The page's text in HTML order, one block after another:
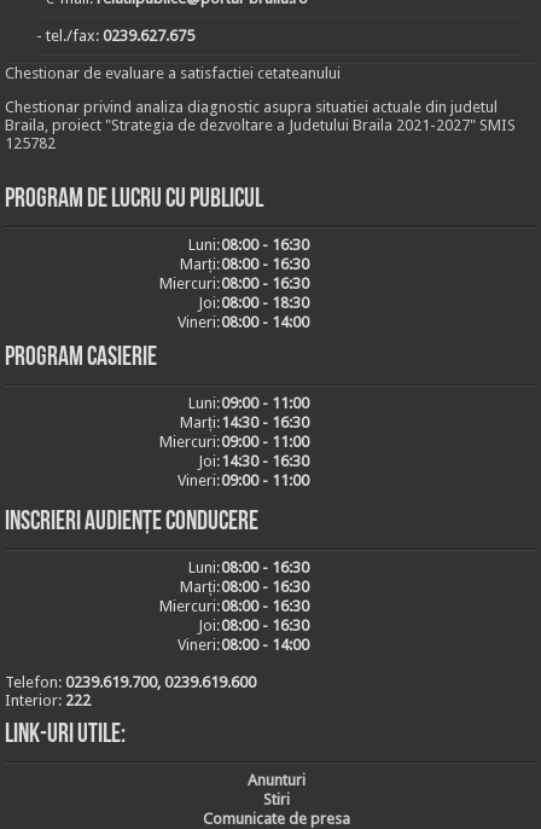
- tel./fax:0239.627.675
Chestionar de evaluare a satisfactiei cetateanului
Chestionar privind analiza diagnostic asupra situatiei actuale din judetul
Braila, proiect "Strategia de dezvoltare a Judetului Braila 2021-2027" SMIS
125782
Program de lucru cu publicul
Luni:08:00 - 16:30
Marți:08:00 - 16:30
Miercuri:08:00 - 16:30
Joi:08:00 - 18:30
Vineri:08:00 - 14:00
Program casierie
Luni:09:00 - 11:00
Marți:14:30 - 16:30
Miercuri:09:00 - 11:00
Joi:14:30 - 16:30
Vineri:09:00 - 11:00
Inscrieri audiențe conducere
Luni:08:00 - 16:30
Marți:08:00 - 16:30
Miercuri:08:00 - 16:30
Joi:08:00 - 16:30
Vineri:08:00 - 14:00
Telefon:0239.619.700, 0239.619.600
Interior: 222
Link-uri utile:
Anunturi
Stiri
Comunicate de presa